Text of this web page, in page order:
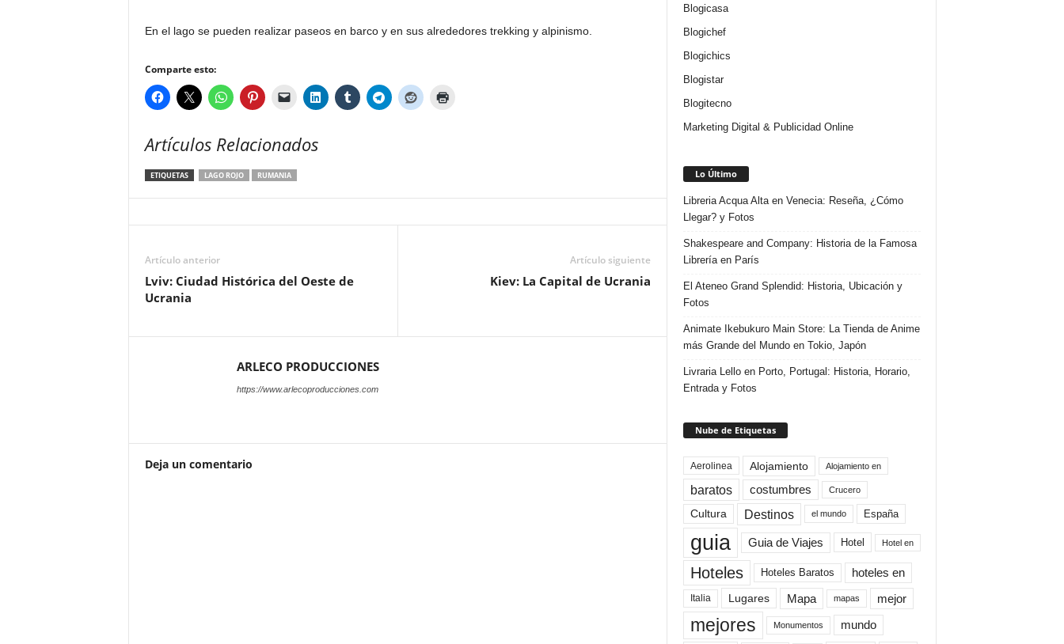
En el lago se pueden realizar paseos en barco y en sus alrededores trekking y alpinismo.
Comparte esto:
Artículos Relacionados
ETIQUETAS LAGO ROJO RUMANIA
Artículo anterior
Lviv: Ciudad Histórica del Oeste de
Ucrania
Artículo siguiente
Kiev: La Capital de Ucrania
ARLECO PRODUCCIONES
https://www.arlecoproducciones.com
Deja un comentario
Blogicasa
Blogichef
Blogichics
Blogistar
Blogitecno
Marketing Digital & Publicidad Online
Lo Último
Libreria Acqua Alta en Venecia: Reseña, ¿Cómo
Llegar? y Fotos
Shakespeare and Company: Historia de la Famosa
Librería en París
El Ateneo Grand Splendid: Historia, Ubicación y
Fotos
Animate Ikebukuro Main Store: La Tienda de Anime
más Grande del Mundo en Tokio, Japón
Livraria Lello en Porto, Portugal: Historia, Horario,
Entrada y Fotos
Nube de Etiquetas
Aerolinea Alojamiento Alojamiento en
baratos costumbres Crucero
Cultura Destinos el mundo España
guia Guia de Viajes Hotel Hotel en
Hoteles Hoteles Baratos hoteles en
Italia Lugares Mapa mapas mejor
mejores Monumentos mundo